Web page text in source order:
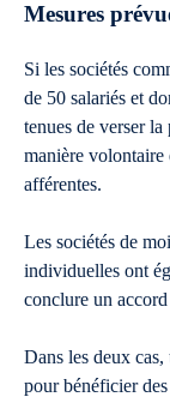
Mesures
Si les sociétés
de 50 salariés et
tenues de verser
manière volontaire
afférentes.
Les sociétés de
individuelles ont
conclure un accord
Dans les deux
pour bénéficier